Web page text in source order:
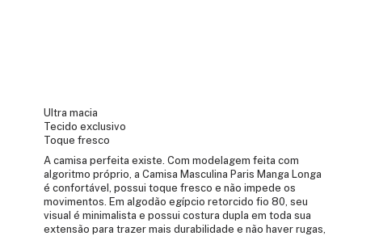
Ultra macia
Tecido exclusivo
Toque fresco
A camisa perfeita existe. Com modelagem feita com
algoritmo próprio, a Camisa Masculina Paris Manga Longa
é confortável, possui toque fresco e não impede os
movimentos. Em algodão egípcio retorcido fio 80, seu
visual é minimalista e possui costura dupla em toda sua
extensão para trazer mais durabilidade e não haver rugas,